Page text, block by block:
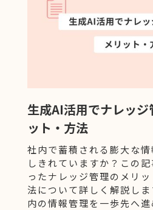
生成AI活用でナレッジ
ット・方法
社内で蓄積される膨大な
しきれていますか？この
ったナレッジ管理のメリ
法について詳しく解説し
内の情報管理を一歩先へ